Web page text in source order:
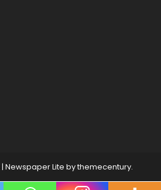
| Newspaper Lite bythemecentury.